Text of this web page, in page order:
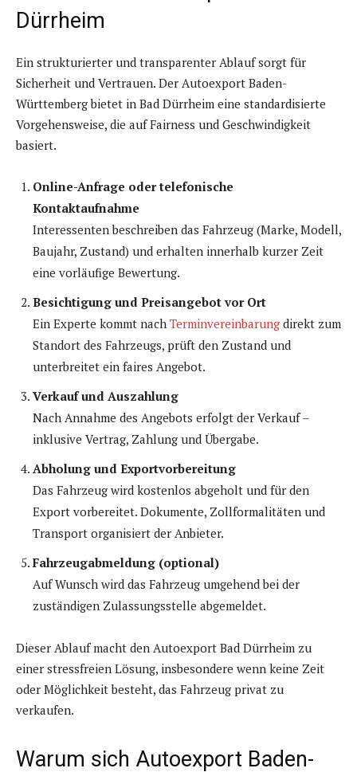
Dürrheim
Ein strukturierter und transparenter Ablauf sorgt für
Sicherheit und Vertrauen. Der Autoexport Baden-
Württemberg bietet in Bad Dürrheim eine standardisierte
Vorgehensweise, die auf Fairness und Geschwindigkeit
basiert.
Online-Anfrage oder telefonische
Kontaktaufnahme
Interessenten beschreiben das Fahrzeug (Marke, Modell,
Baujahr, Zustand) und erhalten innerhalb kurzer Zeit
eine vorläufige Bewertung.
Besichtigung und Preisangebot vor Ort
Ein Experte kommt nach Terminvereinbarung direkt zum
Standort des Fahrzeugs, prüft den Zustand und
unterbreitet ein faires Angebot.
Verkauf und Auszahlung
Nach Annahme des Angebots erfolgt der Verkauf –
inklusive Vertrag, Zahlung und Übergabe.
Abholung und Exportvorbereitung
Das Fahrzeug wird kostenlos abgeholt und für den
Export vorbereitet. Dokumente, Zollformalitäten und
Transport organisiert der Anbieter.
Fahrzeugabmeldung (optional)
Auf Wunsch wird das Fahrzeug umgehend bei der
zuständigen Zulassungsstelle abgemeldet.
Dieser Ablauf macht den Autoexport Bad Dürrheim zu
einer stressfreien Lösung, insbesondere wenn keine Zeit
oder Möglichkeit besteht, das Fahrzeug privat zu
verkaufen.
Warum sich Autoexport Baden-